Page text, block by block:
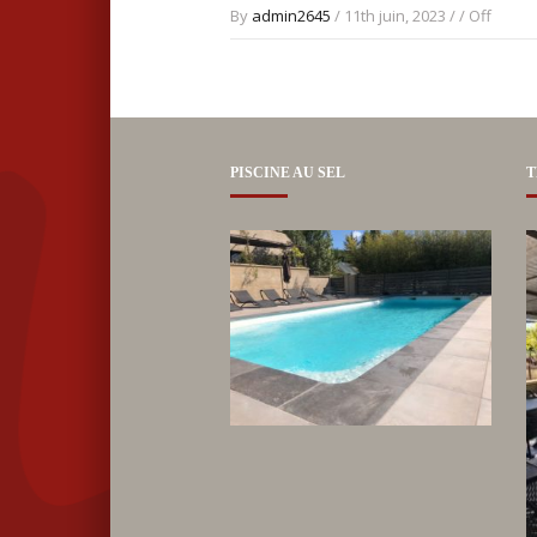
By admin2645 / 11th juin, 2023 / / Off
PISCINE AU SEL